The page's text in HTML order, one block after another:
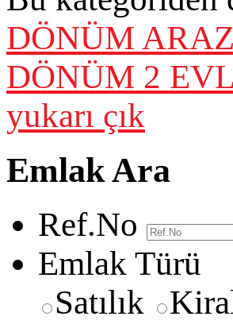
DÖNÜM
DÖNÜM 2
yukarı çık
Emlak Ara
Ref.No
Emlak Türü
Satılık